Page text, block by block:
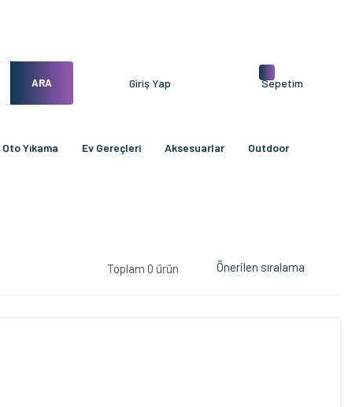
ARA Giriş Yap Sepetim
Oto Yıkama Ev Gereçleri Aksesuarlar Outdoor
Toplam 0 ürün